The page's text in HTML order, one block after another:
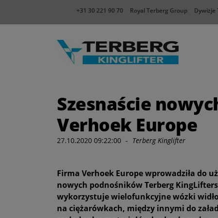
+31 30 221 90 70 Royal Terberg Group Dywizje
Szesnaście
Verhoek Europe
27.10.2020 09:22:00 - Terberg Kinglifter
Firma Verhoek Europe wprowadziła do
nowych podnośników Terberg
wykorzystuje wielofunkcyjne wózki
na ciężarówkach, między innymi do